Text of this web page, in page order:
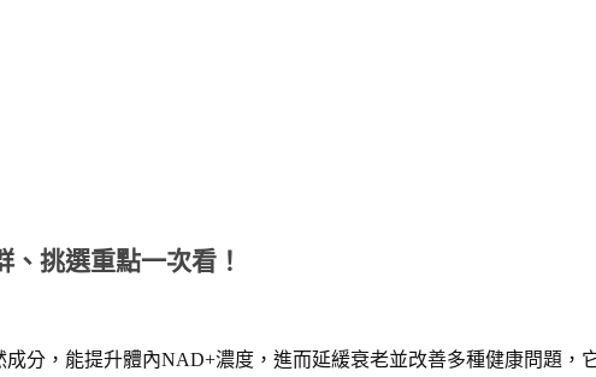
挑選重點一次看！
分，能提升體內NAD+濃度，進而延緩衰老並改善多種健康問題，